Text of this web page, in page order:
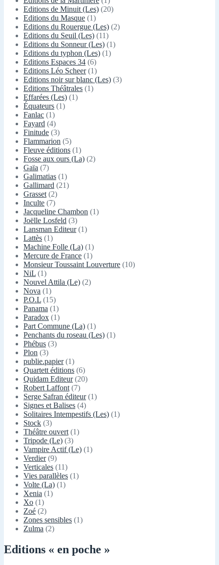
Editions de Minuit (Les) (20)
Editions du Masque (1)
Editions du Rouergue (Les) (2)
Editions du Seuil (Les) (11)
Editions du Sonneur (Les) (1)
Editions du typhon (Les) (1)
Editions Espaces 34 (6)
Editions Léo Scheer(1)
Editions noir sur blanc (Les) (3)
Editions Théâtrales (1)
Effarées (Les) (1)
Équateurs (1)
Fanlac (1)
Fayard (4)
Finitude (3)
Flammarion (5)
Fleuve éditions (1)
Fosse aux ours (La) (2)
Gaïa (7)
Galimatias (1)
Gallimard (21)
Grasset (2)
Inculte (7)
Jacqueline Chambon (1)
Joëlle Losfeld (3)
Lansman Editeur(1)
Lattès (1)
Machine Folle (La) (1)
Mercure de France (1)
Monsieur Toussaint Louverture (10)
NiL (1)
Nouvel Attila (Le) (2)
Nova (1)
P.O.L (15)
Panama (1)
Paradox (1)
Part Commune (La) (1)
Penchants du roseau (Les) (1)
Phébus (3)
Plon (3)
publie.papier(1)
Quartett éditions (6)
Quidam Editeur(20)
Robert Laffont (7)
Serge Safran éditeur(1)
Signes et Balises (4)
Solitaires Intempestifs (Les) (1)
Stock (3)
Théâtre ouvert (1)
Tripode (Le) (3)
Vampire Actif (Le) (1)
Verdier(9)
Verticales (11)
Vies parallèles (1)
Volte (La) (1)
Xenia (1)
Xo (1)
Zoé (2)
Zones sensibles (1)
Zulma (2)
Editions « en poche »